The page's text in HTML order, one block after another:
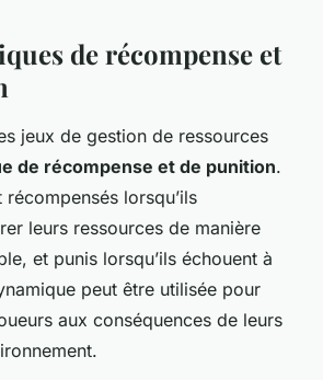
de récompense et
jeux de gestion de ressources
de récompense et de punition.
lorsqu’ils
leurs ressources de manière
et punis lorsqu’ils échouent à
peut être utilisée pour
aux conséquences de leurs